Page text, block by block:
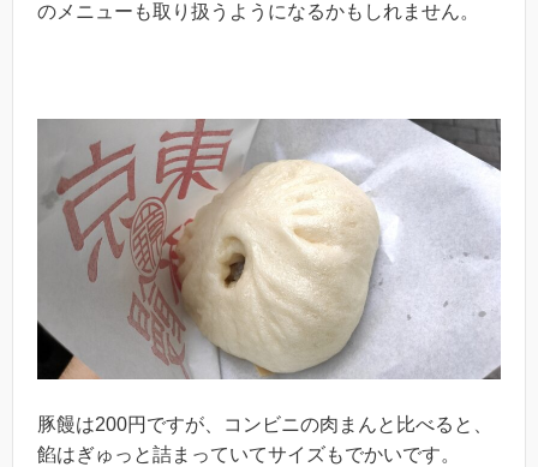
のメニューも取り扱うようになるかもしれません。
豚饅は200円ですが、コンビニの肉まんと比べると、
餡はぎゅっと詰まっていてサイズもでかいです。